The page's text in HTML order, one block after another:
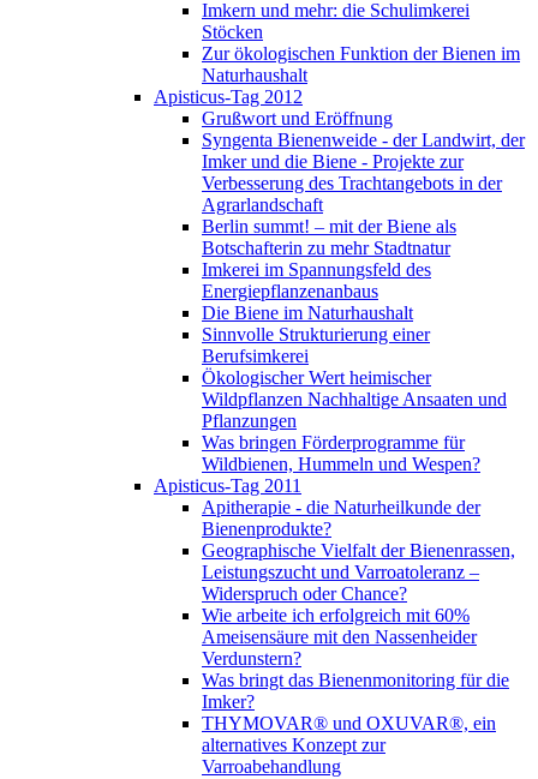
Imkern und mehr: die Schulimkerei
Stöcken
Zur ökologischen Funktion der Bienen im
Naturhaushalt
Apisticus-Tag 2012
Grußwort und Eröffnung
Syngenta Bienenweide - der Landwirt, der
Imker und die Biene - Projekte zur
Verbesserung des Trachtangebots in der
Agrarlandschaft
Berlin summt! – mit der Biene als
Botschafterin zu mehr Stadtnatur
Imkerei im Spannungsfeld des
Energiepflanzenanbaus
Die Biene im Naturhaushalt
Sinnvolle Strukturierung einer
Berufsimkerei
Ökologischer Wert heimischer
Wildpflanzen Nachhaltige Ansaaten und
Pflanzungen
Was bringen Förderprogramme für
Wildbienen, Hummeln und Wespen?
Apisticus-Tag 2011
Apitherapie - die Naturheilkunde der
Bienenprodukte?
Geographische Vielfalt der Bienenrassen,
Leistungszucht und Varroatoleranz –
Widerspruch oder Chance?
Wie arbeite ich erfolgreich mit 60%
Ameisensäure mit den Nassenheider
Verdunstern?
Was bringt das Bienenmonitoring für die
Imker?
THYMOVAR® und OXUVAR®, ein
alternatives Konzept zur
Varroabehandlung